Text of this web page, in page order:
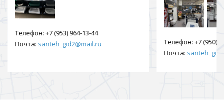
Телефон: +7 (953) 964-13-44
Почта: santeh_gid2@mail.ru Телефон: +7 (950)
Почта: